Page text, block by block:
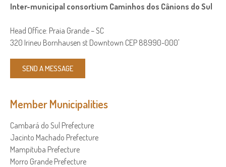
Inter-municipal consortium Caminhos dos Cânions do Sul
Head Office: Praia Grande – SC
320 Irineu Bornhausen st Downtown CEP 88990-000'
SEND A MESSAGE
Member Municipalities
Cambará do Sul Prefecture
Jacinto Machado Prefecture
Mampituba Prefecture
Morro Grande Prefecture